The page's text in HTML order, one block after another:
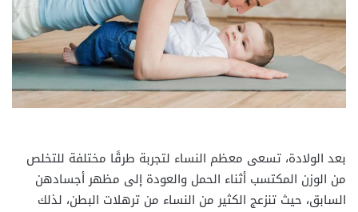
بعد الولادة، تسعى معظم النساء لتجربة طرقًا مختلفة للتخلص
من الوزن المكتسب أثناء الحمل والعودة إلى مظهر أجسادهن
السابق، حيث تنزعج الكثير من النساء من ترهلات البطن، لذلك